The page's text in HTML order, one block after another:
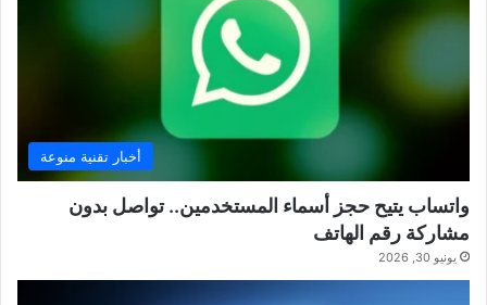
أخبار تقنية منوعة
واتساب يتيح حجز أسماء المستخدمين.. تواصل بدون
مشاركة رقم الهاتف
يونيو 30, 2026